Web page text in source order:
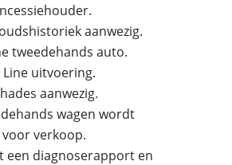
aanwezig.
tweedehands auto.
Line uitvoering.
aanwezig.
wagen wordt
verkoop.
een diagnoserapport en